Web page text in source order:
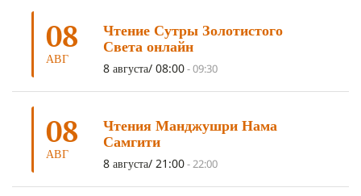
ТРИ ОСНОВЫ ПУТИ(5) ЛХАБАБ ДУЧЕН(5)
ОЧИСТИТЕЛЬНЫЕ ПРАКТИКИ(5)
УМ И ЕГО ПОТЕНЦИАЛ
ОТРЕЧЕНИЕ
ПОДНОШЕНИЯ (4) ВОСЕМЬ СТРОФ(4)
ГАНДЕН ЛХАГЬЯМА(3) РАВНОСТНОСТЬ
ШАМАТХА(3) НИРВАНА(3) СХЕМЫ ЛАМРИМА(3)
08
АВГ
Чтение Сутры Золотистого
Света онлайн
8 августа/ 08:00-09:30
08
АВГ
Чтения Манджушри Нама
Самгити
8 августа/ 21:00-22:00